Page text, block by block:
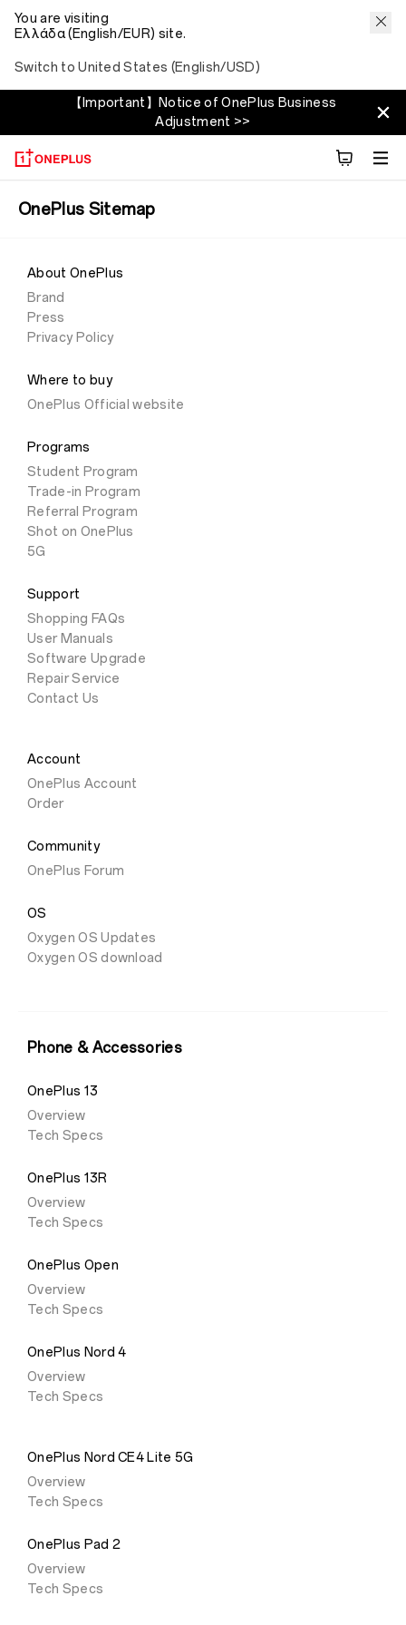
You are visiting
Ελλάδα (English/EUR) site.
Switch to United States (English/USD)
【Important】Notice of OnePlus Business
Adjustment >>
OnePlus Sitemap
About OnePlus
Brand
Press
Privacy Policy
Where to buy
OnePlus Official website
Programs
Student Program
Trade-in Program
Referral Program
Shot on OnePlus
5G
Support
Shopping FAQs
User Manuals
Software Upgrade
Repair Service
Contact Us
Account
OnePlus Account
Order
Community
OnePlus Forum
OS
Oxygen OS Updates
Oxygen OS download
Phone & Accessories
OnePlus 13
Overview
Tech Specs
OnePlus 13R
Overview
Tech Specs
OnePlus Open
Overview
Tech Specs
OnePlus Nord 4
Overview
Tech Specs
OnePlus Nord CE4 Lite 5G
Overview
Tech Specs
OnePlus Pad 2
Overview
Tech Specs